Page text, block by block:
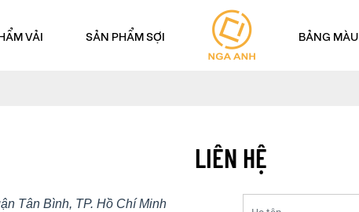
VẢI SẢN PHẨM SỢI BẢNG MÀU
LIÊN HỆ
Tân Bình, TP. Hồ Chí Minh